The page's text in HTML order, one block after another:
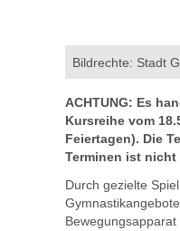
Bildrechte: Stadt
ACHTUNG: Es
Kursreihe vom
Feiertagen). Die
Terminen ist nicht
Durch gezielte